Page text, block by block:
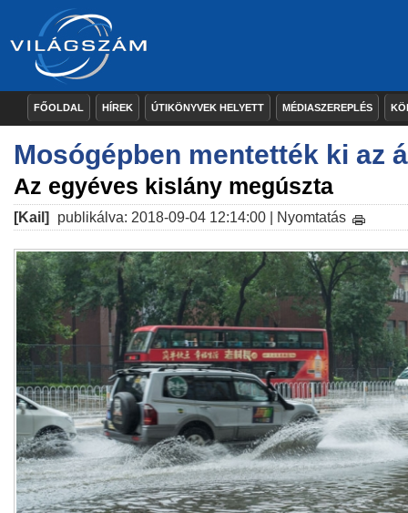
FŐOLDAL HÍREK ÚTIKÖNYVEK HELYETT MÉDIASZEREPLÉS
Mosógépben mentették ki az
Az egyéves kislány megúszta
[Kail] publikálva: 2018-09-04 12:14:00 | Nyomtatás